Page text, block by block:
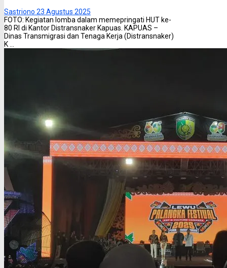
Sastriono 23 Agustus 2025
FOTO: Kegiatan lomba dalam memepringati HUT ke-
80 RI di Kantor Distransnaker Kapuas. KAPUAS –
Dinas Transmigrasi dan Tenaga Kerja (Distransnaker)
K ...